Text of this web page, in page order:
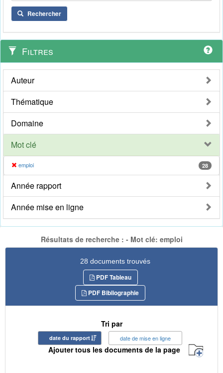
Rechercher
Filtres
Auteur
Thématique
Domaine
Mot clé
emploi 28
Année rapport
Année mise en ligne
Résultats de recherche : - Mot clé: emploi
28 documents trouvés
PDF Tableau
PDF Bibliographie
Tri par
date du rapport date de mise en ligne
Ajouter tous les documents de la page